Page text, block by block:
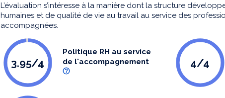
L’évaluation s’intéresse à la manière dont la structure
humaines et de qualité de vie au travail au service des
accompagnées.
3.95/4
Politique RH au service
de l'accompagnement
4/4